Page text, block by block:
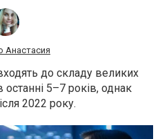
Анастасия
до складу великих
останні 5–7 років, однак
2022 року.